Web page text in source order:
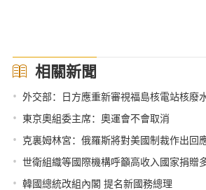
相關新聞
• 外交部：日方應重新審視福島核電站核廢
• 東京奧組委主席：奧運會不會取消
• 克裏姆林宮：俄羅斯將對美國制裁作出回
• 世衛組織等國際機構呼籲高收入國家捐贈多餘疫
• 韓國總統改組內閣 提名新國務總理